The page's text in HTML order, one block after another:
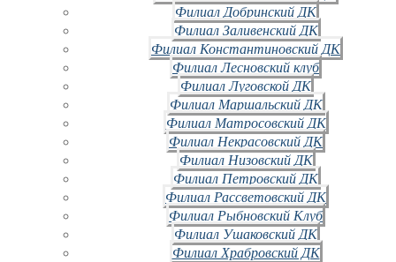
Филиал Добринский ДК
Филиал Заливенский ДК
Филиал Константиновский ДК
Филиал Лесновский клуб
Филиал Луговской ДК
Филиал Маршальский ДК
Филиал Матросовский ДК
Филиал Некрасовский ДК
Филиал Низовский ДК
Филиал Петровский ДК
Филиал Рассветовский ДК
Филиал Рыбновский Клуб
Филиал Ушаковский ДК
Филиал Храбровский ДК